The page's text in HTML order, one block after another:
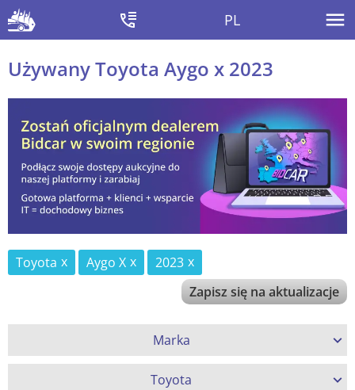
PL
Używany Toyota Aygo x 2023
Toyota Aygo X
2023
Zapisz się na aktualizacje
Marka
Toyota